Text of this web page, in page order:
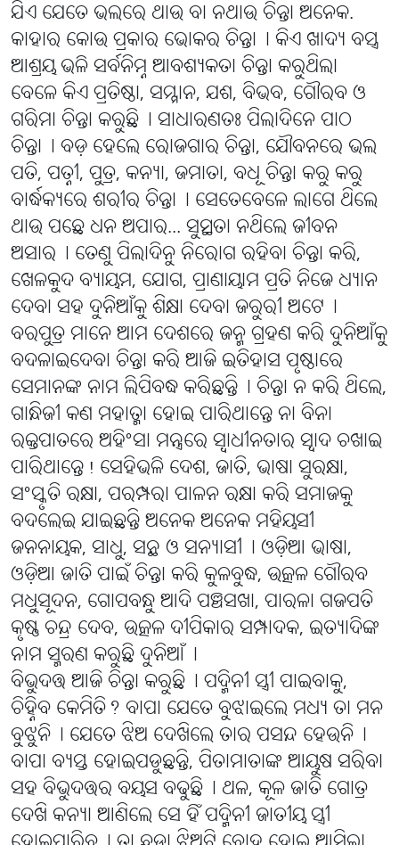
ଯିଏ ଯେତେ ଭଲରେ ଥାଉ ବା ନଥାଉ ଚିନ୍ତା ଅନେକ.
କାହାର କୋଉ ପ୍ରକାର ଭୋକର ଚିନ୍ତା୤ କିଏ ଖାଦ୍ୟ ବସ୍ତ୍ର
ଆଶ୍ରୟ ଭଳି ସର୍ବନିମ୍ନ ଆବଶ୍ୟକତା ଚିନ୍ତା କରୁଥିଲା
ବେଳେ କିଏ ପ୍ରତିଷ୍ଠା, ସମ୍ମାନ, ଯଶ, ବିଭବ, ଗୌରବ ଓ
ଗରିମା ଚିନ୍ତା କରୁଛି୤ ସାଧାରଣତଃ ପିଲାଦିନେ ପାଠ
ଚିନ୍ତା୤ ବଡ଼ ହେଲେ ରୋଜଗାର ଚିନ୍ତା, ଯୌବନରେ ଭଲ
ପତି, ପତ୍ନୀ, ପୁତ୍ର, କନ୍ୟା, ଜମାତା, ବଧୂ ଚିନ୍ତା କରୁ କରୁ
ବାର୍ଦ୍ଧକ୍ୟରେ ଶରୀର ଚିନ୍ତା୤ ସେତେବେଳେ ଲାଗେ ଥିଲେ
ଥାଉ ପଛେ ଧନ ଅପାର... ସୁସ୍ଥତା ନଥିଲେ ଜୀବନ
ଅସାର୤ ତେଣୁ ପିଲାଦିନୁ ନିରୋଗ ରହିବା ଚିନ୍ତା କରି,
ଖେଳକୁଦ ବ୍ୟାୟମ, ଯୋଗ, ପ୍ରାଣାୟାମ ପ୍ରତି ନିଜେ ଧ୍ୟାନ
ଦେବା ସହ ଦୁନିଆଁକୁ ଶିକ୍ଷା ଦେବା ଜରୁରୀ ଅଟେ୤
ବରପୁତ୍ର ମାନେ ଆମ ଦେଶରେ ଜନ୍ମ ଗ୍ରହଣ କରି ଦୁନିଆଁକୁ
ବଦଳାଇଦେବା ଚିନ୍ତା କରି ଆଜି ଇତିହାସ ପୃଷ୍ଠାରେ
ସେମାନଙ୍କ ନାମ ଲିପିବଦ୍ଧ କରିଛନ୍ତି୤ ଚିନ୍ତା ନ କରି ଥିଲେ,
ଗାନ୍ଧିଜୀ କଣ ମହାତ୍ମା ହୋଇ ପାରିଥାନ୍ତେ ନା ବିନା
ରକ୍ତପାତରେ ଅହିଂସା ମନ୍ତ୍ରରେ ସ୍ବାଧୀନତାର ସ୍ୱାଦ ଚଖାଇ
ପାରିଥାନ୍ତେ! ସେହିଭଳି ଦେଶ, ଜାତି, ଭାଷା ସୁରକ୍ଷା,
ସଂସ୍କୃତି ରକ୍ଷା, ପରମ୍ପରା ପାଳନ ରକ୍ଷା କରି ସମାଜକୁ
ବଦଲେଇ ଯାଇଛନ୍ତି ଅନେକ ଅନେକ ମହିୟସୀ
ଜନନାୟକ, ସାଧୁ, ସନ୍ଥ ଓ ସନ୍ୟାସୀ୤ ଓଡ଼ିଆ ଭାଷା,
ଓଡ଼ିଆ ଜାତି ପାଇଁ ଚିନ୍ତା କରି କୁଳବୁଦ୍ଧ, ଉତ୍କଳ ଗୌରବ
ମଧୁସୂଦନ, ଗୋପବନ୍ଧୁ ଆଦି ପଞ୍ଚସଖା, ପାରଳା ଗଜପତି
କୃଷ୍ଣ ଚନ୍ଦ୍ର ଦେବ, ଉତ୍କଳ ଦୀପିକାର ସମ୍ପାଦକ, ଇତ୍ୟାଦିଙ୍କ
ନାମ ସ୍ମରଣ କରୁଛି ଦୁନିଆଁ୤
ବିଭୁଦତ୍ତ ଆଜି ଚିନ୍ତା କରୁଛି୤ ପଦ୍ମିନୀ ସ୍ତ୍ରୀ ପାଇବାକୁ,
ଚିହ୍ନିବ କେମିତି? ବାପା ଯେତେ ବୁଝାଇଲେ ମଧ୍ୟ ତା ମନ
ବୁଝୁନି୤ ଯେତେ ଝିଅ ଦେଖିଲେ ତାର ପସନ୍ଦ ହେଉନି୤
ବାପା ବ୍ୟସ୍ତ ହୋଇପଡୁଛନ୍ତି, ପିତାମାତାଙ୍କ ଆୟୁଷ ସରିବା
ସହ ବିଭୁଦତ୍ତର ବୟସ ବଢୁଛି୤ ଥଳ, କୂଳ ଜାତି ଗୋତ୍ର
ଦେଖି କନ୍ୟା ଆଣିଲେ ସେ ହିଁ ପଦ୍ମିନୀ ଜାତୀୟ ସ୍ତ୍ରୀ